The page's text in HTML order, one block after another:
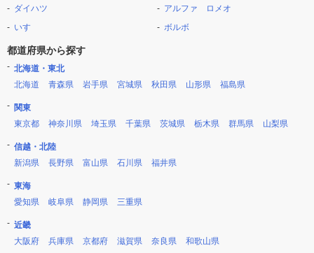
ダイハツ
いすゞ
アルファ ロメオ
ボルボ
都道府県から探す
北海道・東北
北海道
青森県 岩手県 宮城県 秋田県 山形県 福島県
関東
東京都
神奈川県 埼玉県 千葉県 茨城県 栃木県 群馬県 山梨県
信越・北陸
新潟県
長野県 富山県 石川県 福井県
東海
愛知県
岐阜県 静岡県 三重県
近畿
大阪府
兵庫県 京都府 滋賀県 奈良県 和歌山県